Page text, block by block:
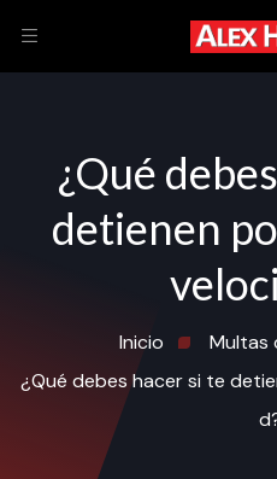
¿Qué
detienen
Inicio
Multas
¿Qué debes hacer si te